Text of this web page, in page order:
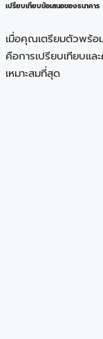
เปรียบเทียบข้อเสนอของธนาคาร
เมื่อคุณเตรียมตัวพร้
คือการเปรียบเทียบแล
เหมาะสมที่สุด